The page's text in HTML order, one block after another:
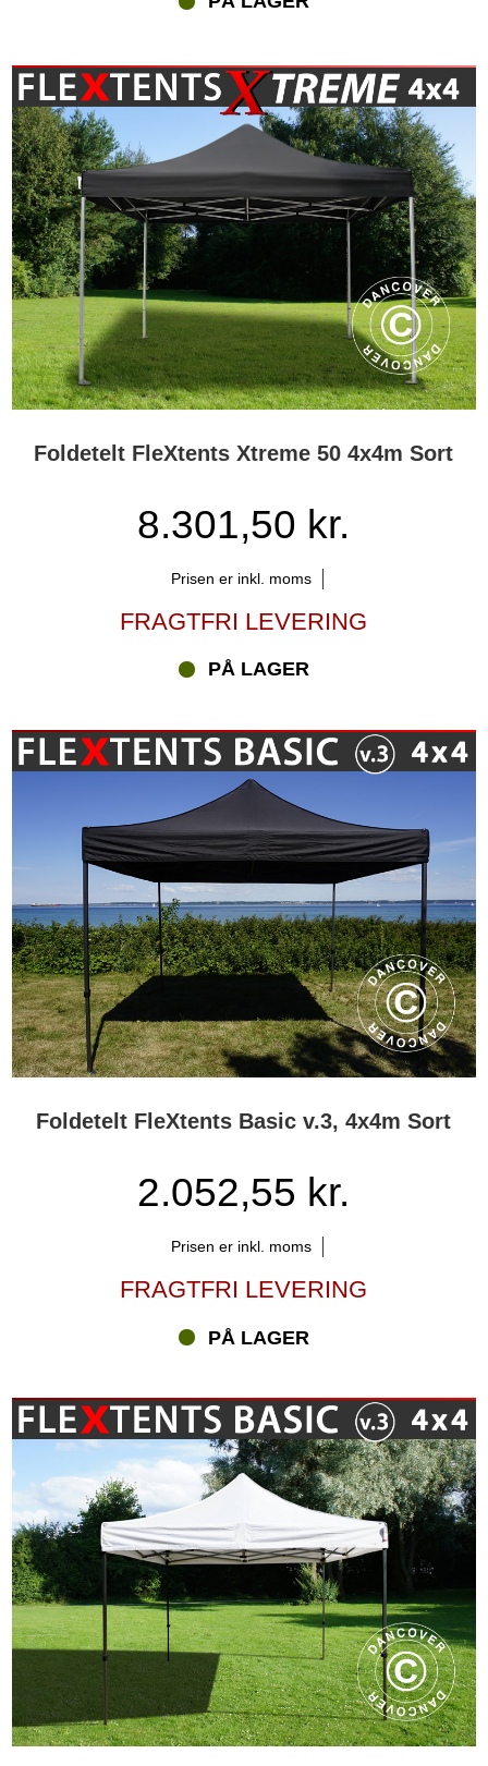
Foldetelt FleXtents Xtreme 50 4x4m Sort
8.301,50 kr.
Prisen er inkl. moms
FRAGTFRI LEVERING
PÅ LAGER
Foldetelt FleXtents Basic v.3, 4x4m Sort
2.052,55 kr.
Prisen er inkl. moms
FRAGTFRI LEVERING
PÅ LAGER